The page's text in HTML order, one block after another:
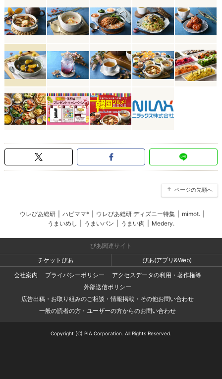
ページの先頭へ
ウレぴあ総研 ハピママ* ウレぴあ総研 ディズニー特集 mimot.
うまいめし
うまいパン うまい肉 Medery.
ぴあ関連サイト
チケットぴあ
ぴあ(アプリ&Web)
会社案内
プライバシーポリシー
アクセスデータの利用・著作権等
外部送信ポリシー
広告出稿・お取り組みのご相談・情報掲載・その他お問い合わせ
一般の読者の方・ユーザーの方からのお問い合わせ
Copyright (C) PIA Corporation. All Rights Reserved.